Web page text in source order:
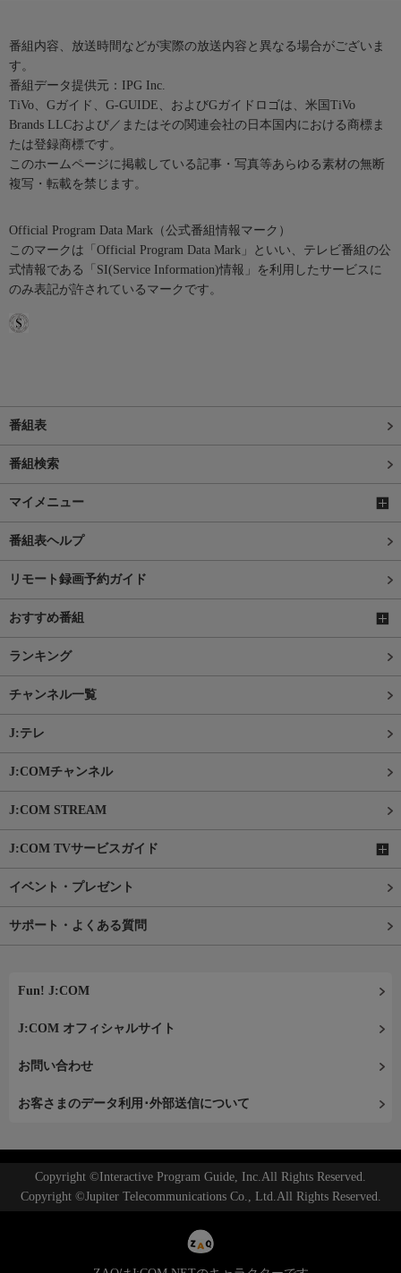
番組内容、放送時間などが実際の放送内容と異なる場合がございま
す。
番組データ提供元：IPG Inc.
TiVo、Gガイド、G-GUIDE、およびGガイドロゴは、米国TiVo
Brands LLCおよび／またはその関連会社の日本国内における商標ま
たは登録商標です。
このホームページに掲載している記事・写真等あらゆる素材の無断
複写・転載を禁じます。
Official Program Data Mark（公式番組情報マーク）
このマークは「Official Program Data Mark」といい、テレビ番組の公
式情報である「SI(Service Information)情報」を利用したサービスに
のみ表記が許されているマークです。
番組表
番組検索
マイメニュー
番組表ヘルプ
リモート録画予約ガイド
おすすめ番組
ランキング
チャンネル一覧
J:テレ
J:COMチャンネル
J:COM STREAM
J:COM TVサービスガイド
イベント・プレゼント
サポート・よくある質問
Fun! J:COM
J:COM オフィシャルサイト
お問い合わせ
お客さまのデータ利用･外部送信について
Copyright ©Interactive Program Guide, Inc.All Rights Reserved.
Copyright ©Jupiter Telecommunications Co., Ltd.All Rights Reserved.